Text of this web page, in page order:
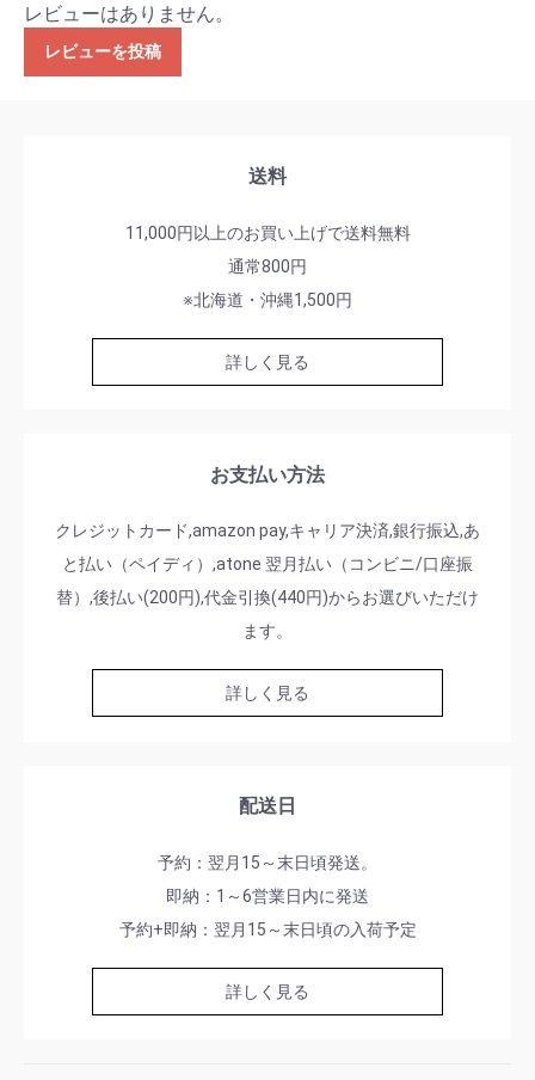
レビューはありません。
レビューを投稿
送料
11,000円以上のお買い上げで送料無料
通常800円
※北海道・沖縄1,500円
詳しく見る
お支払い方法
クレジットカード,amazon pay,キャリア決済,銀行振込,あ
と払い（ペイディ）,atone 翌月払い（コンビニ/口座振
替）,後払い(200円),代金引換(440円)からお選びいただけ
ます。
詳しく見る
配送日
予約：翌月15～末日頃発送。
即納：1～6営業日内に発送
予約+即納：翌月15～末日頃の入荷予定
詳しく見る